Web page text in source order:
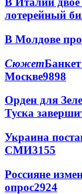
лотерейный
В Молдове
Сюжет
Москве9898
Орден для
Туска
Украина
СМИ3155
Россияне
опрос2924